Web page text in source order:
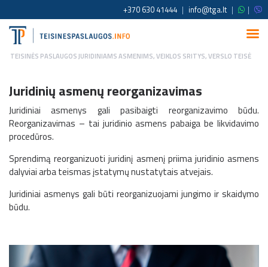
+370 630 41444 | info@tga.lt | |
TEISINĖS PASLAUGOS JURIDINIAMS ASMENIMS,VEIKLOS SRITYS,VERSLO TEISĖ
Juridinių asmenų reorganizavimas
Juridiniai asmenys gali pasibaigti reorganizavimo būdu.
Reorganizavimas – tai juridinio asmens pabaiga be likvidavimo
procedūros.
Sprendimą reorganizuoti juridinį asmenį priima juridinio asmens
dalyviai arba teismas įstatymų nustatytais atvejais.
Juridiniai asmenys gali būti reorganizuojami jungimo ir skaidymo
būdu.